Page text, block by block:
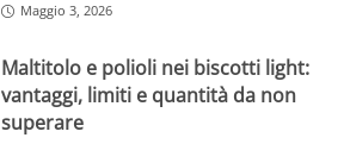
Maggio 3, 2026
Maltitolo e polioli nei biscotti light:
vantaggi, limiti e quantità da non
superare